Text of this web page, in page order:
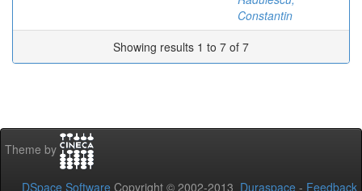
Constantin
Showing results 1 to 7 of 7
Theme by
DSpace Software Copyright © 2002-2013 Duraspace - Feedback